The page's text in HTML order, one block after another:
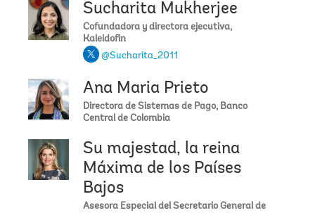
Sucharita Mukherjee
Cofundadora y directora ejecutiva,
Kaleidofin
@Sucharita_2011
Ana Maria Prieto
Directora de Sistemas de Pago, Banco
Central de Colombia
Su majestad, la reina
Máxima de los Países
Bajos
Asesora Especial del Secretario General de